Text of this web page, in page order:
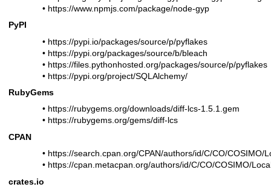
• https://www.npmjs.com/package/node-gyp
PyPI
• https://pypi.io/packages/source/p/pyflakes
• https://pypi.org/packages/source/b/bleach
• https://files.pythonhosted.org/packages/source/p/pyflakes
• https://pypi.org/project/SQLAlchemy/
RubyGems
• https://rubygems.org/downloads/diff-lcs-1.5.1.gem
• https://rubygems.org/gems/diff-lcs
CPAN
• https://search.cpan.org/CPAN/authors/id/C/CO/COSIMO/
• https://cpan.metacpan.org/authors/id/C/CO/COSIMO/
crates.io